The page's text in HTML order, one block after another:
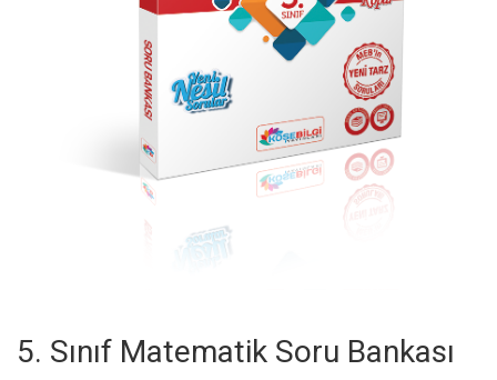
5. Sınıf Matematik Soru Bankası